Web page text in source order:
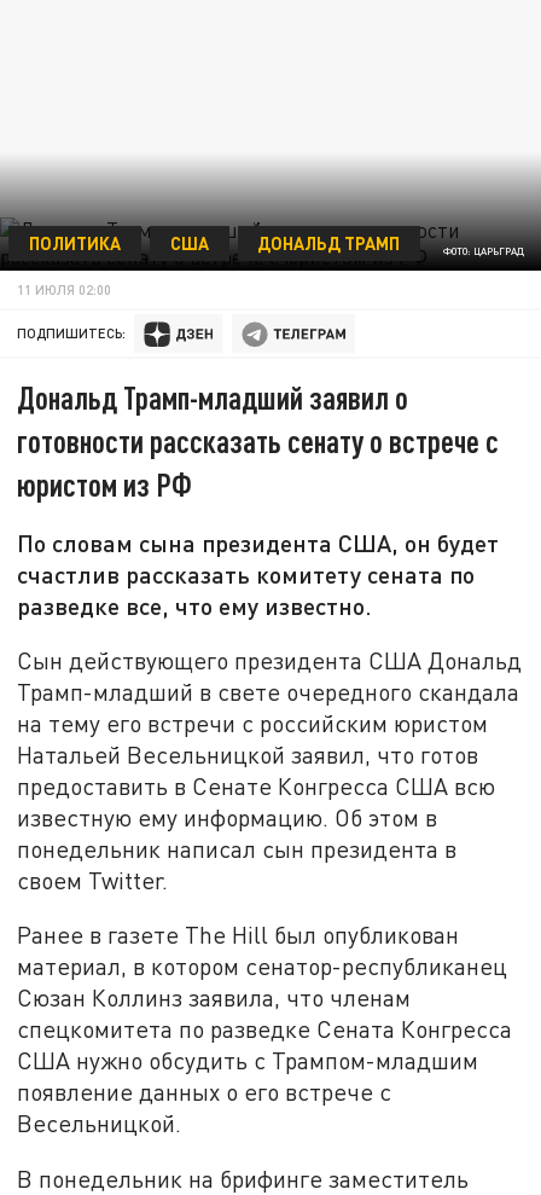
ФОТО: ЦАРЬГРАД
ПОЛИТИКА США ДОНАЛЬД ТРАМП
11 ИЮЛЯ 02:00
ПОДПИШИТЕСЬ:
Дональд Трамп-младший заявил о
готовности рассказать сенату о встрече с
юристом из РФ
По словам сына президента США, он будет
счастлив рассказать комитету сената по
разведке все, что ему известно.
Сын действующего президента США Дональд
Трамп-младший в свете очередного скандала
на тему его встречи с российским юристом
Натальей Весельницкой заявил, что готов
предоставить в Сенате Конгресса США всю
известную ему информацию. Об этом в
понедельник написал сын президента в
своем Twitter.
Ранее в газете The Hill был опубликован
материал, в котором сенатор-республиканец
Сюзан Коллинз заявила, что членам
спецкомитета по разведке Сената Конгресса
США нужно обсудить с Трампом-младшим
появление данных о его встрече с
Весельницкой.
В понедельник на брифинге заместитель